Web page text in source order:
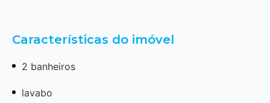
Características do imóvel
2 banheiros
lavabo